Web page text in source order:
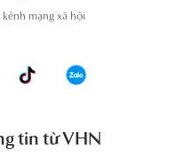
mạng xã hội
tin từ VHN